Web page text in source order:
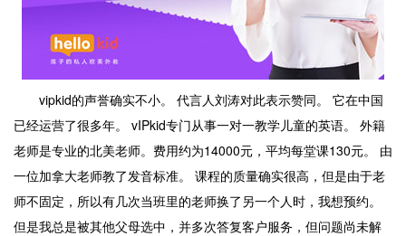
vipkid的声誉确实不小。 代言人刘涛对此表示赞同。 它在中国
已经运营了很多年。 vIPkid专门从事一对一教学儿童的英语。 外籍
老师是专业的北美老师。费用约为14000元，平均每堂课130元。 由
一位加拿大老师教了发音标准。 课程的质量确实很高，但是由于老
师不固定，所以有几次当班里的老师换了另一个人时，我想预约。
但是我总是被其他父母选中，并多次答复客户服务，但问题尚未解